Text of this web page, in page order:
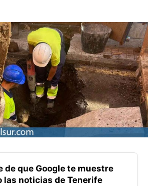
de que Google te muestre
las noticias de Tenerife